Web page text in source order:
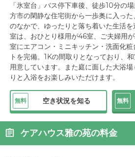
「氷室台」バス停下車後、徒歩10分の
方市の閑静な住宅街から一歩奥に入っ
のなかで、ゆったりと落ち着いた生活
室は、おひとり様用が46室、ご夫婦用
室にエアコン・ミニキッチン・洗面化
トを完備。1Kの間取りとなっており、
用意しています。また庭に面した大浴
りと入浴をお楽しみいただけます。
無料 空き状況を知る 無料
ケアハウス雅の苑の料金